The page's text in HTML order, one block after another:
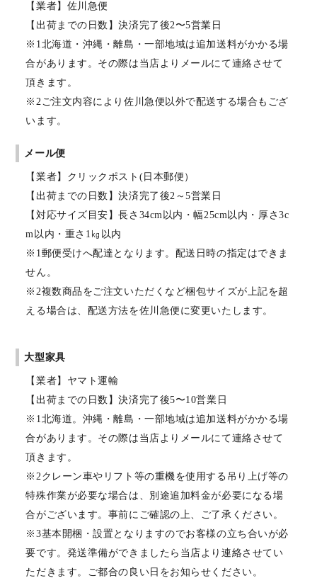
【業者】佐川急便
【出荷までの日数】決済完了後2〜5営業日
※1北海道・沖縄・離島・一部地域は追加送料がかかる場
合があります。その際は当店よりメールにて連絡させて
頂きます。
※2ご注文内容により佐川急便以外で配送する場合もござ
います。
メール便
【業者】クリックポスト(日本郵便）
【出荷までの日数】決済完了後2～5営業日
【対応サイズ目安】長さ34cm以内・幅25cm以内・厚さ3c
m以内・重さ1㎏以内
※1郵便受けへ配達となります。配送日時の指定はできま
せん。
※2複数商品をご注文いただくなど梱包サイズが上記を超
える場合は、配送方法を佐川急便に変更いたします。
大型家具
【業者】ヤマト運輸
【出荷までの日数】決済完了後5〜10営業日
※1北海道。沖縄・離島・一部地域は追加送料がかかる場
合があります。その際は当店よりメールにて連絡させて
頂きます。
※2クレーン車やリフト等の重機を使用する吊り上げ等の
特殊作業が必要な場合は、別途追加料金が必要になる場
合がございます。事前にご確認の上、ご了承ください。
※3基本開梱・設置となりますのでお客様の立ち合いが必
要です。発送準備ができましたら当店より連絡させてい
ただきます。ご都合の良い日をお知らせください。